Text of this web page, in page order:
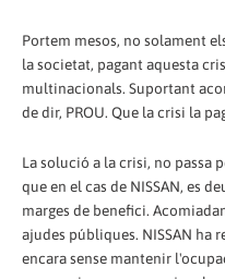
Portem mesos, no solament
la societat, pagant aquesta
multinacionals. Suportant
de dir, PROU. Que la crisi la
La solució a la crisi, no passa
que en el cas de NISSAN, es
marges de benefici.
ajudes públiques. NISSAN ha
encara sense mantenir